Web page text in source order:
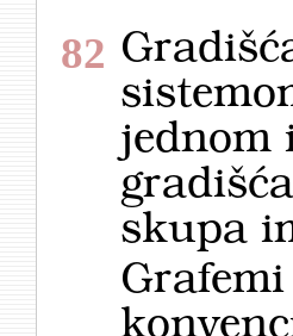
82
jednom
skupa